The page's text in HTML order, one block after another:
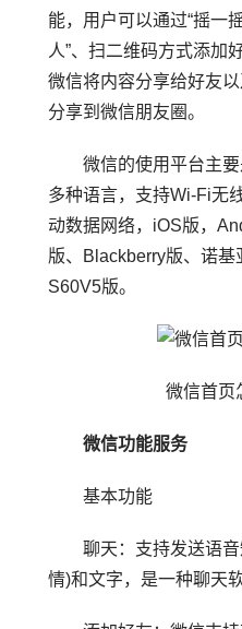
能，用户可以通过“摇一
人”、扫二维码方式添加
微信将内容分享给好友
分享到微信朋友圈。
微信的使用平台主要
多种语言，支持Wi-Fi无
动数据网络，iOS版，
版、Blackberry版、诺基
S60V5版。
微信首页
微信功能服务
基本功能
聊天：支持发送语音
情)和文字，是一种聊天